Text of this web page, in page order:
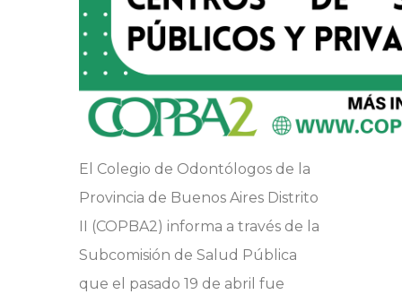
El Colegio de Odontólogos de la
Provincia de Buenos Aires Distrito
II (COPBA2) informa a través de la
Subcomisión de Salud Pública
que el pasado 19 de abril fue